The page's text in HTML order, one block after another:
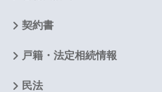
契約書
戸籍・法定相続情報
民法